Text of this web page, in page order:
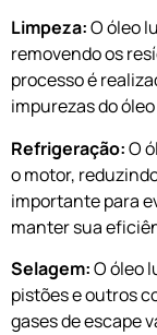
Limpeza:O óleo
removendo os
processo é
impurezas do
Refrigeração:O
o motor,
importante para
manter sua
Selagem:O óleo
pistões e outros
gases de escape